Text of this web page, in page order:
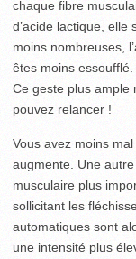
chaque fibre
d’acide lactique,
moins nombreuses,
êtes moins
Ce geste plus ample
pouvez relancer !
Vous avez moins
augmente. Une
musculaire plus
sollicitant les
automatiques sont
une intensité plus